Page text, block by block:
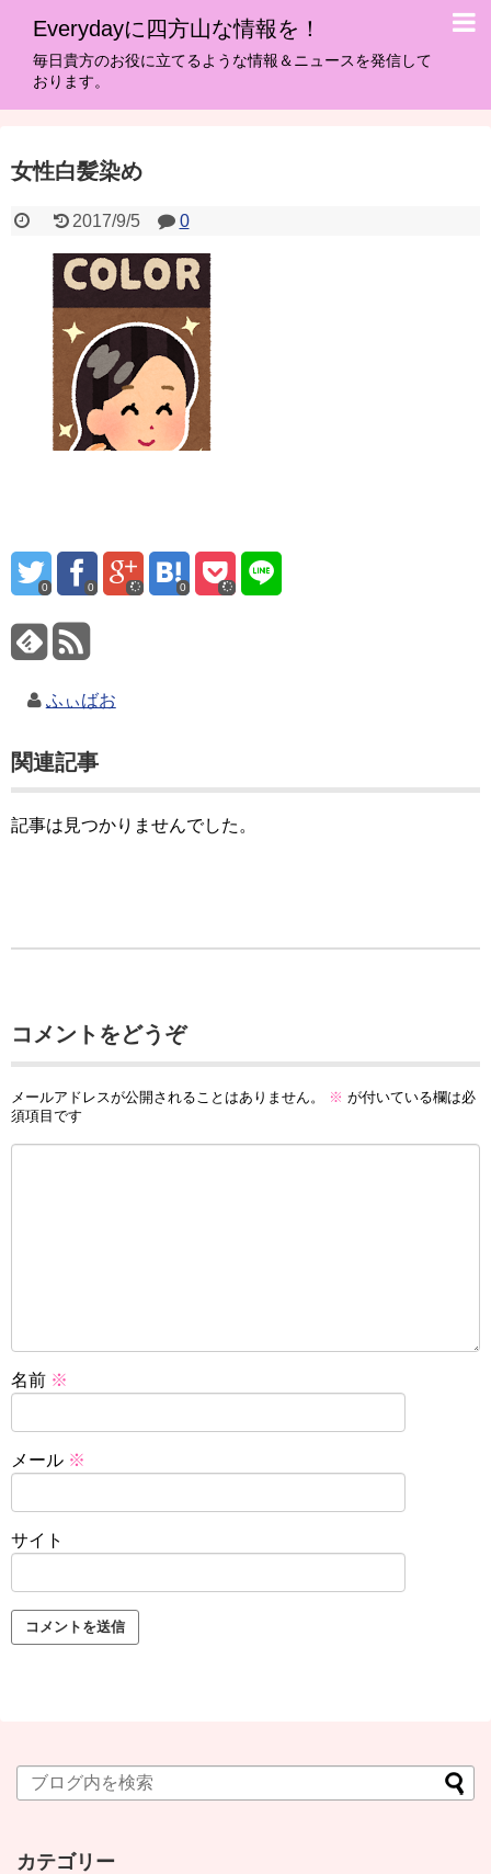
Everydayに四方山な情報を！
毎日貴方のお役に立てるような情報＆ニュースを発信して
おります。
女性白髪染め
2017/9/5 0
0 0 0
ふぃばお
関連記事
記事は見つかりませんでした。
コメントをどうぞ
メールアドレスが公開されることはありません。 ※ が付いている欄は必
須項目です
名前 ※
メール ※
サイト
カテゴリー